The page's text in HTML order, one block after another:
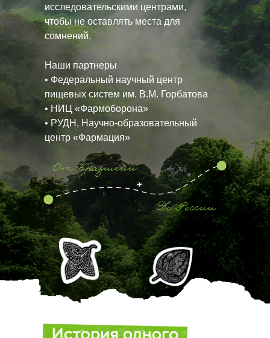
исследовательскими центрами,
чтобы не оставлять места для
сомнений.
Наши партнеры
• Федеральный научный центр
пищевых систем им. В.М. Горбатова
• НИЦ «Фармоборона»
• РУДН, Научно-образовательный
центр «Фармация»